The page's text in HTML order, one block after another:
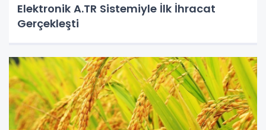
Elektronik A.TR Sistemiyle İlk İhracat
Gerçekleşti